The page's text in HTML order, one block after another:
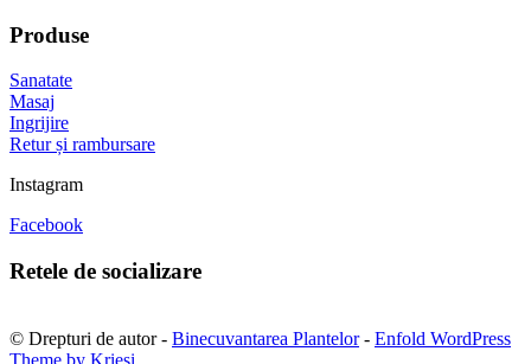
Produse
Sanatate
Masaj
Ingrijire
Retur și rambursare
Instagram
Facebook
Retele de socializare
© Drepturi de autor - Binecuvantarea Plantelor- Enfold WordPress
Theme by Kriesi